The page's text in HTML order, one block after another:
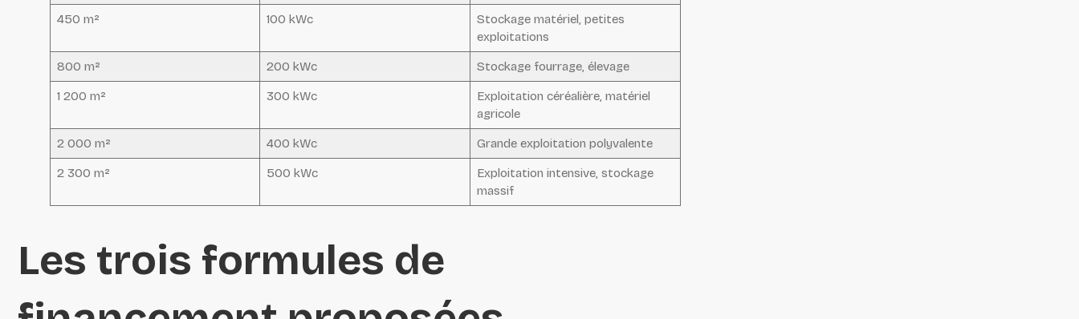
450 m² 100 kWc
Stockage matériel, petites
exploitations
800 m² 200 kWc Stockage fourrage, élevage
1 200 m² 300 kWc
Exploitation céréalière, matériel
agricole
2 000 m² 400 kWc Grande exploitation polyvalente
2 300 m² 500 kWc
Exploitation intensive, stockage
massif
Les trois formules de